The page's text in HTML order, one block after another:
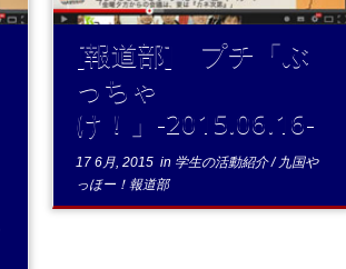
[報道部] プチ「ぶ
っちゃ
け！」-2015.06.16-
17 6月, 2015 in 学生の活動紹介/九国や
っほー！報道部